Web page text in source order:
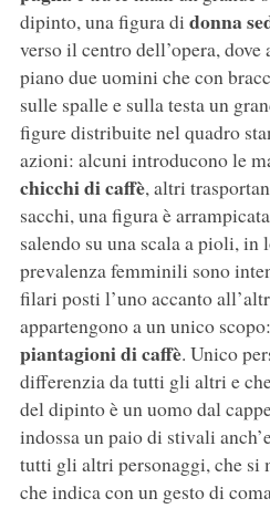
dipinto, una figura di donna
verso il centro dell’opera,
piano due uomini che con
sulle spalle e sulla testa un
figure distribuite nel quadro
azioni: alcuni introducono le
chicchi di caffè, altri
sacchi, una figura è
salendo su una scala a pioli, in
prevalenza femminili sono
filari posti l’uno accanto
appartengono a un unico
piantagioni di caffè. Unico
differenzia da tutti gli altri e
del dipinto è un uomo dal
indossa un paio di stivali
tutti gli altri personaggi, che si
che indica con un gesto di